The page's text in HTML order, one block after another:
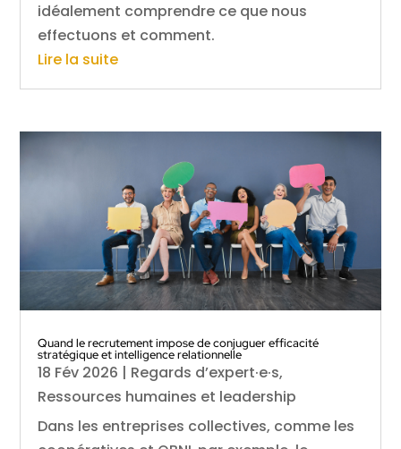
idéalement comprendre ce que nous
effectuons et comment.
Lire la suite
Quand le recrutement impose de conjuguer efficacité
stratégique et intelligence relationnelle
18 Fév 2026 | Regards d’expert·e·s,
Ressources humaines et leadership
Dans les entreprises collectives, comme les